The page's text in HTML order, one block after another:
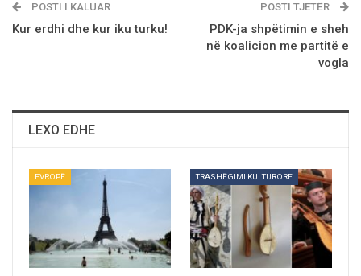
POSTI I KALUAR
Kur erdhi dhe kur iku turku!
POSTI TJETËR
PDK-ja shpëtimin e sheh
në koalicion me partitë e
vogla
LEXO EDHE
EVROPË TRASHËGIMI KULTURORE